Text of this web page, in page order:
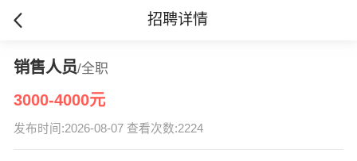
招聘详情
销售人员/全职
3000-4000元
发布时间:2026-08-07 查看次数:2224